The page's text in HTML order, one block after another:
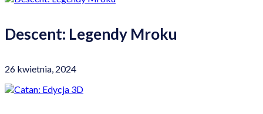
Descent: Legendy Mroku
26 kwietnia, 2024